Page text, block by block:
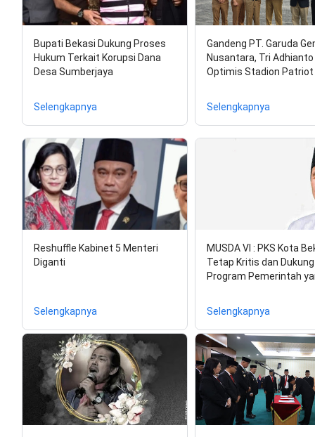
Bupati Bekasi Dukung Proses
Hukum Terkait Korupsi Dana
Desa Sumberjaya
Selengkapnya
Gandeng PT. Garuda
Nusantara, Tri Adhianto
Optimis Stadion
Selengkapnya
Reshuffle Kabinet 5 Menteri
Diganti
Selengkapnya
MUSDA VI : PKS Kota
Tetap Kritis dan Dukung
Program Pemerintah
Selengkapnya